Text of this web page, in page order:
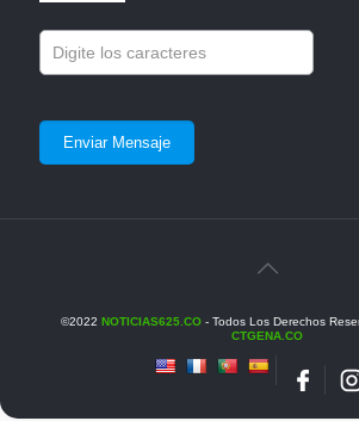
©2022 NOTICIAS625.CO- Todos Los Derechos
CTGENA.CO